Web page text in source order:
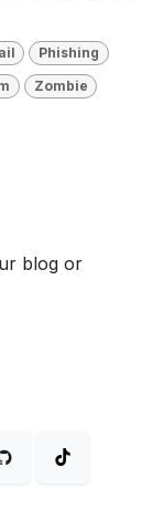
Phishing
Zombie
blog or